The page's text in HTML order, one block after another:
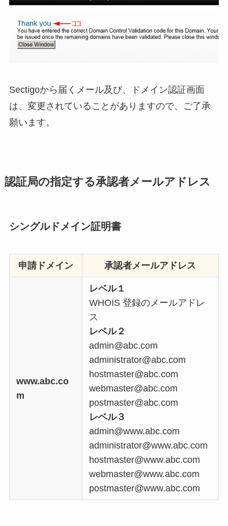
Sectigoから届くメール及び、ドメイン認証画面
は、変更されていることがありますので、ご了承
願います。
認証局の指定する承認者メールアドレス
シングルドメイン証明書
申請ドメイン 承認者メールアドレス
www.abc.co
m
レベル１
WHOIS 登録のメールアドレ
ス
レベル２
admin@abc.com
administrator@abc.com
hostmaster@abc.com
webmaster@abc.com
postmaster@abc.com
レベル３
admin@www.abc.com
administrator@www.abc.com
hostmaster@www.abc.com
webmaster@www.abc.com
postmaster@www.abc.com